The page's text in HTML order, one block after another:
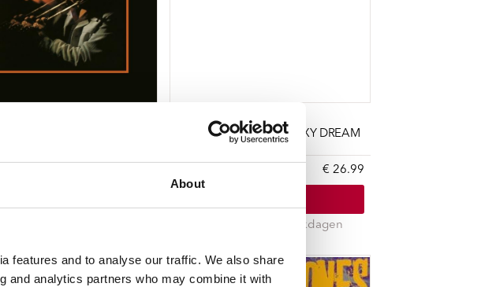
About
features and to analyse our traffic. We also share
and analytics partners who may combine it with
LUCAS JESUS
DARK EMO COWBOY SEXY DREAM
€ 26.99
Gemiddeld 28 werkdagen